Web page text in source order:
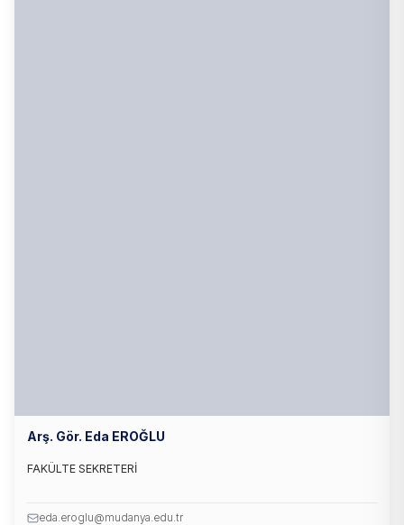
Arş. Gör. Eda EROĞLU
FAKÜLTE SEKRETERİ
eda.eroglu@mudanya.edu.tr